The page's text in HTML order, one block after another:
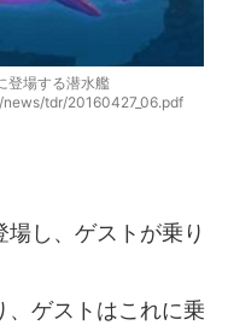
登場する潜水艦
tdr/20160427_06.pdf
し、ゲストが乗り
、ゲストはこれに乗